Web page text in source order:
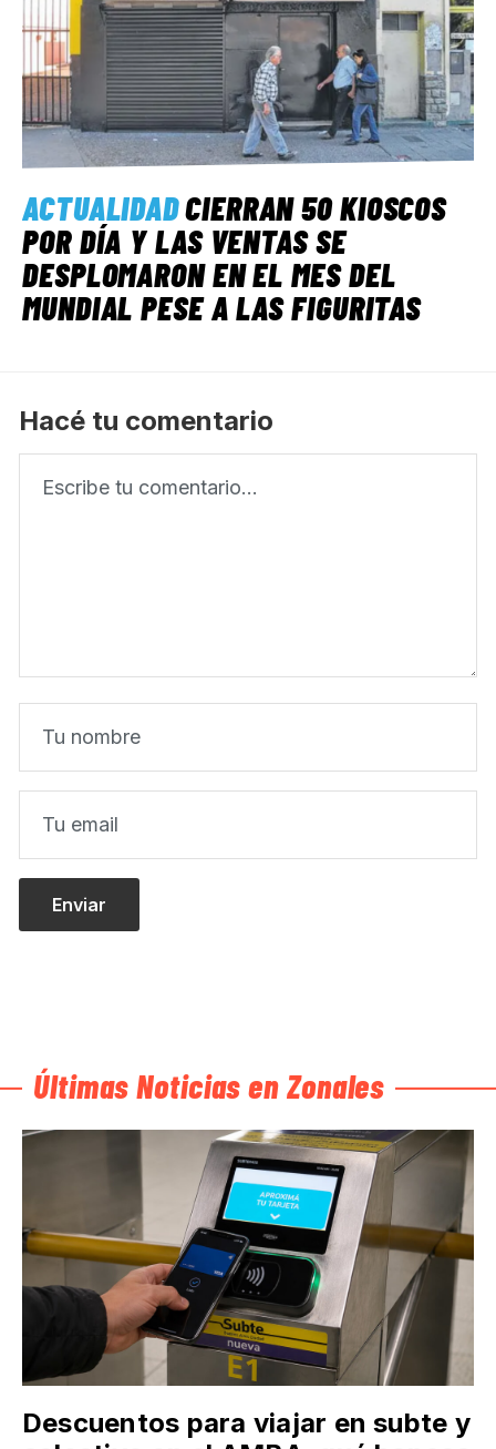
ACTUALIDADCIERRAN 50 KIOSCOS
POR DÍA Y LAS VENTAS SE
DESPLOMARON EN EL MES DEL
MUNDIAL PESE A LAS FIGURITAS
Hacé tu comentario
Últimas Noticias en Zonales
Descuentos para viajar en subte y